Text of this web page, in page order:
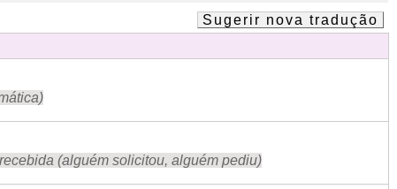
Sugerir nova tradução
(alguém solicitou, alguém pediu)